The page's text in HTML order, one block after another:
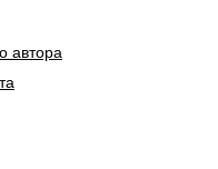
автора